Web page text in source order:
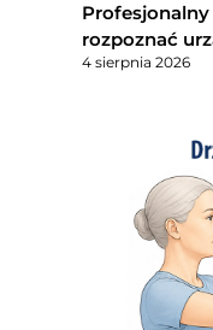
rozpoznać
4 sierpnia 2026